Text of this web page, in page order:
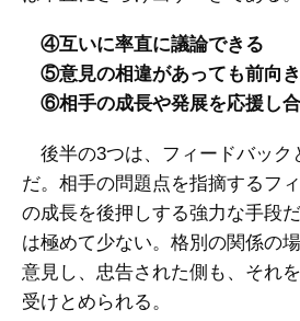
④互いに率直に議論できる
⑤意見の相違があっても前向
⑥相手の成長や発展を応援し
後半の3つは、フィードバック
だ。相手の問題点を指摘するフ
の成長を後押しする強力な手段
は極めて少ない。格別の関係の
意見し、忠告された側も、それ
受けとめられる。